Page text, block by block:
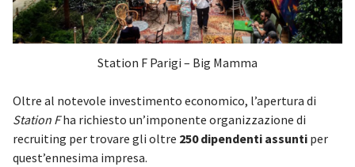
Station F Parigi – Big Mamma
Oltre al notevole investimento economico, l’apertura di
Station Fha richiesto un’imponente organizzazione di
recruiting per trovare gli oltre 250 dipendenti assuntiper
quest’ennesima impresa.